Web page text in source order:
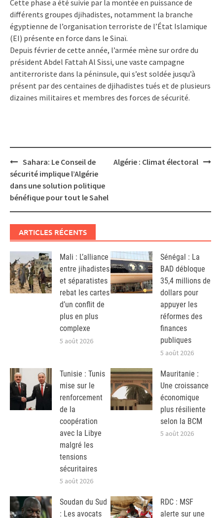
Cette phase a été suivie par la montée en puissance de
différents groupes djihadistes, notamment la branche
égyptienne de l’organisation terroriste de l’État Islamique
(EI) présente en force dans le Sinaï.
Depuis février de cette année, l’armée mène sur ordre du
président Abdel Fattah Al Sissi, une vaste campagne
antiterroriste dans la péninsule, qui s’est soldée jusqu’à
présent par des centaines de djihadistes tués et de plusieurs
dizaines militaires et membres des forces de sécurité.
Post
navigation
Sahara: Le Conseil de
sécurité implique l’Algérie
dans une solution politique
bénéfique pour tout le Sahel
Algérie : Climat électoral
ARTICLES RÉCENTS
Mali : L’alliance
entre jihadistes
et séparatistes
rebat les cartes
d’un conflit de
plus en plus
complexe
5 août 2026
Sénégal : La
BAD débloque
35,4 millions de
dollars pour
appuyer les
réformes des
finances
publiques
5 août 2026
Tunisie : Tunis
mise sur le
renforcement
de la
coopération
avec la Libye
malgré les
tensions
sécuritaires
5 août 2026
Mauritanie :
Une croissance
économique
plus résiliente
selon la BCM
5 août 2026
Soudan du Sud
: Les avocats
RDC : MSF
alerte sur une